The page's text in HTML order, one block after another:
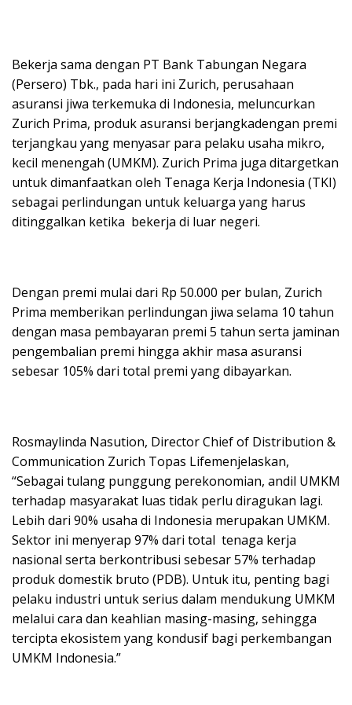
Bekerja sama dengan PT Bank Tabungan Negara
(Persero) Tbk., pada hari ini Zurich, perusahaan
asuransi jiwa terkemuka di Indonesia, meluncurkan
Zurich Prima, produk asuransi berjangkadengan premi
terjangkau yang menyasar para pelaku usaha mikro,
kecil menengah (UMKM). Zurich Prima juga ditargetkan
untuk dimanfaatkan oleh Tenaga Kerja Indonesia (TKI)
sebagai perlindungan untuk keluarga yang harus
ditinggalkan ketika bekerja di luar negeri.
Dengan premi mulai dari Rp 50.000 per bulan, Zurich
Prima memberikan perlindungan jiwa selama 10 tahun
dengan masa pembayaran premi 5 tahun serta jaminan
pengembalian premi hingga akhir masa asuransi
sebesar 105% dari total premi yang dibayarkan.
Rosmaylinda Nasution, Director Chief of Distribution &
Communication Zurich Topas Lifemenjelaskan,
“Sebagai tulang punggung perekonomian, andil UMKM
terhadap masyarakat luas tidak perlu diragukan lagi.
Lebih dari 90% usaha di Indonesia merupakan UMKM.
Sektor ini menyerap 97% dari total tenaga kerja
nasional serta berkontribusi sebesar 57% terhadap
produk domestik bruto (PDB). Untuk itu, penting bagi
pelaku industri untuk serius dalam mendukung UMKM
melalui cara dan keahlian masing-masing, sehingga
tercipta ekosistem yang kondusif bagi perkembangan
UMKM Indonesia.”